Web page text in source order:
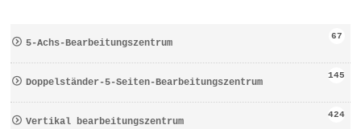
5-Achs-Bearbeitungszentrum
67
Doppelständer-5-Seiten-Bearbeitungszentrum
145
Vertikal bearbeitungszentrum
424